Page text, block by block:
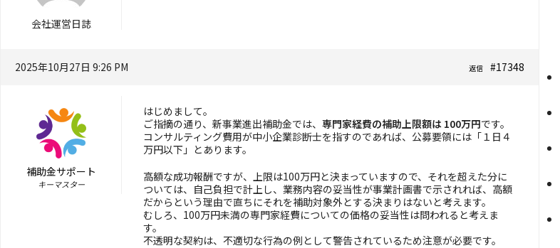
会社運営日誌
2025年10月27日 9:26 PM #17348
返信
補助金サポート
キーマスター
はじめまして。
ご指摘の通り、新事業進出補助金では、 専門家経費の補助上限額は 100万円です。
コンサルティング費用が中小企業診断士を指すのであれば、公募要領には「１日４
万円以下」とあります。
高額な成功報酬ですが、上限は100万円と決まっていますので、それを超えた分に
ついては、自己負担で計上し、業務内容の妥当性が事業計画書で示されれば、高額
だからという理由で直ちにそれを補助対象外とする決まりはないと考えます。
むしろ、100万円未満の専門家経費についての価格の妥当性は問われると考えま
す。
不透明な契約は、不適切な行為の例として警告されているため注意が必要です。